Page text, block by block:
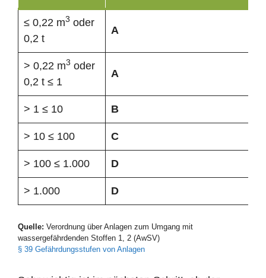
≤ 0,22 m3 oder
0,2 t
A
> 0,22 m3 oder
0,2 t ≤ 1
A
> 1 ≤ 10 B
> 10 ≤ 100 C
> 100 ≤ 1.000 D
> 1.000 D
Quelle: Verordnung über Anlagen zum Umgang mit
wassergefährdenden Stoffen 1, 2 (AwSV)
§ 39 Gefährdungsstufen von Anlagen